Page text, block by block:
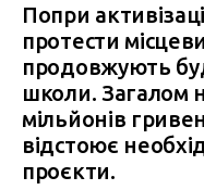
Попри
протести
продовжують
школи. Загалом
мільйонів
відстоює
проєкти.